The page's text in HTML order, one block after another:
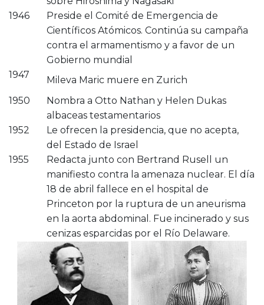
1946
Preside el Comité de Emergencia de
Científicos Atómicos. Continúa su campaña
contra el armamentismo y a favor de un
Gobierno mundial
1947
Mileva Maric muere en Zurich
1950
Nombra a Otto Nathan y Helen Dukas
albaceas testamentarios
1952
Le ofrecen la presidencia, que no acepta,
del Estado de Israel
1955
Redacta junto con Bertrand Rusell un
manifiesto contra la amenaza nuclear. El día
18 de abril fallece en el hospital de
Princeton por la ruptura de un aneurisma
en la aorta abdominal. Fue incinerado y sus
cenizas esparcidas por el Río Delaware.